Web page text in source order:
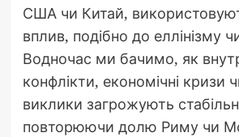
США чи Китай,
вплив, подібно до еллінізму
Водночас ми бачимо, як
конфлікти, економічні кризи
виклики загрожують
повторюючи долю Риму чи